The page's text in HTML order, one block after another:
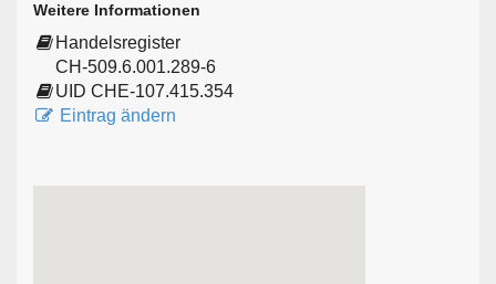
Weitere Informationen
Handelsregister
CH-509.6.001.289-6
UID CHE-107.415.354
Eintrag ändern